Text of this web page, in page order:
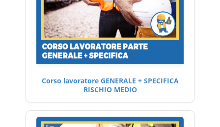
Corso lavoratore GENERALE + SPECIFICA
RISCHIO MEDIO